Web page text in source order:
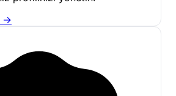
bir keşif noktasıdır. Bu bölge,
arasında, doğal
mevsimsel deneyimler de
Özellikle yaz aylarında,İzmir
→